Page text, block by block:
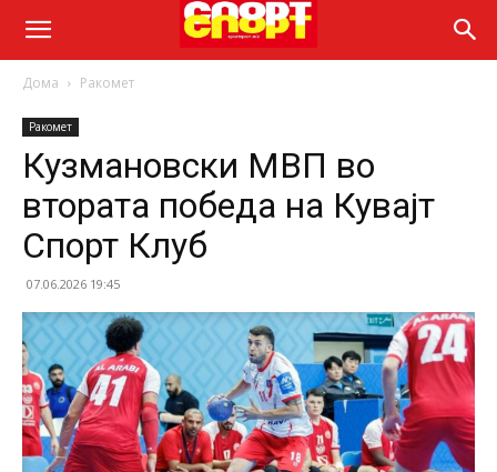
Дома Ракомет
Ракомет
Кузмановски МВП во
втората победа на Кувајт
Спорт Клуб
07.06.2026 19:45